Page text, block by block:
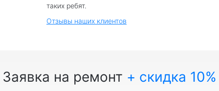
таких ребят.
Отзывы наших клиентов
Заявка на ремонт + скидка 10%